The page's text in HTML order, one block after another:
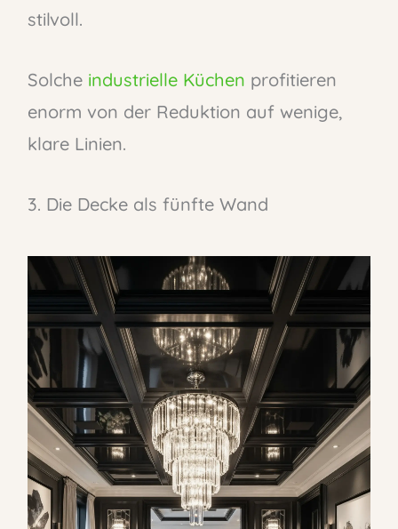
stilvoll.
Solche industrielle Küchen profitieren
enorm von der Reduktion auf wenige,
klare Linien.
3. Die Decke als fünfte Wand